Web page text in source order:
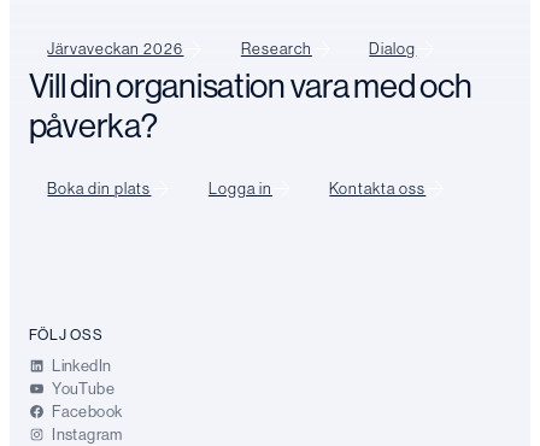
Järvaveckan 2026 Research Dialog
Vill din organisation vara med och
påverka?
Boka din plats Logga in Kontakta oss
FÖLJ OSS
LinkedIn
YouTube
Facebook
Instagram